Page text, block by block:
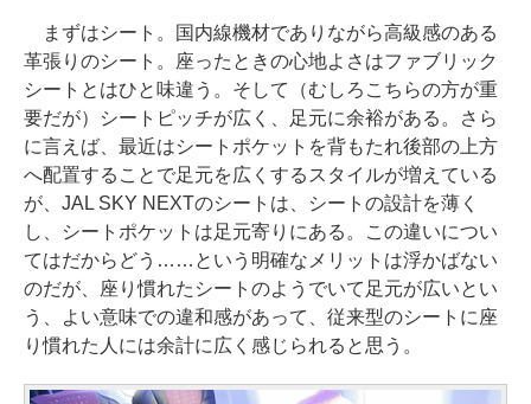
まずはシート。国内線機材でありながら高級感のある
革張りのシート。座ったときの心地よさはファブリック
シートとはひと味違う。そして（むしろこちらの方が重
要だが）シートピッチが広く、足元に余裕がある。さら
に言えば、最近はシートポケットを背もたれ後部の上方
へ配置することで足元を広くするスタイルが増えている
が、JAL SKY NEXTのシートは、シートの設計を薄く
し、シートポケットは足元寄りにある。この違いについ
てはだからどう……という明確なメリットは浮かばない
のだが、座り慣れたシートのようでいて足元が広いとい
う、よい意味での違和感があって、従来型のシートに座
り慣れた人には余計に広く感じられると思う。